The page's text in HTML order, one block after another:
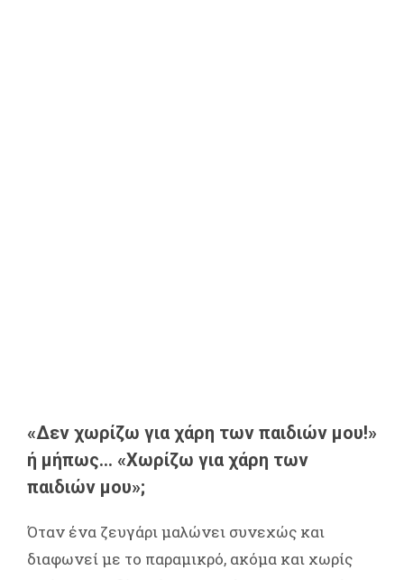
«Δεν χωρίζω για χάρη των παιδιών μου!»
ή μήπως… «Χωρίζω για χάρη των
παιδιών μου»;
Όταν ένα ζευγάρι μαλώνει συνεχώς και
διαφωνεί με το παραμικρό, ακόμα και χωρίς